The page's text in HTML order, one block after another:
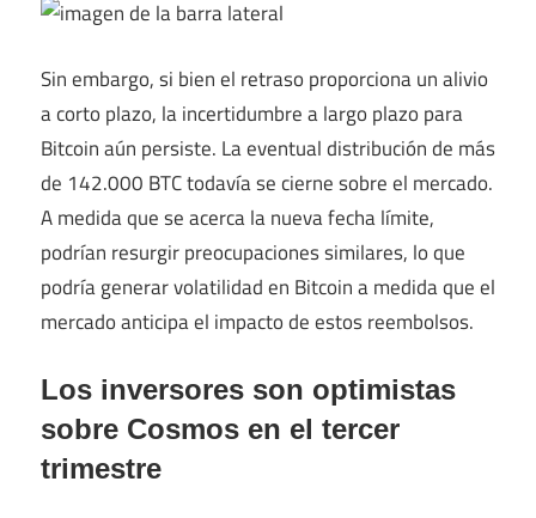
Sin embargo, si bien el retraso proporciona un alivio
a corto plazo, la incertidumbre a largo plazo para
Bitcoin aún persiste. La eventual distribución de más
de 142.000 BTC todavía se cierne sobre el mercado.
A medida que se acerca la nueva fecha límite,
podrían resurgir preocupaciones similares, lo que
podría generar volatilidad en Bitcoin a medida que el
mercado anticipa el impacto de estos reembolsos.
Los inversores son optimistas
sobre Cosmos en el tercer
trimestre